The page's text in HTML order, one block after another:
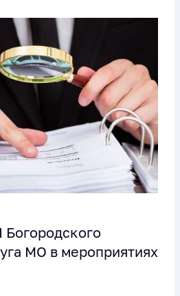
МО в мероприятиях